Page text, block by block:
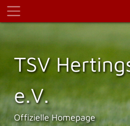
TSV
e.V.
Offizielle Homepage